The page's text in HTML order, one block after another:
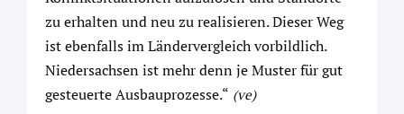
zu erhalten und neu zu realisieren. Dieser Weg
ist ebenfalls im Ländervergleich vorbildlich.
Niedersachsen ist mehr denn je Muster für gut
gesteuerte Ausbauprozesse.“ (ve)